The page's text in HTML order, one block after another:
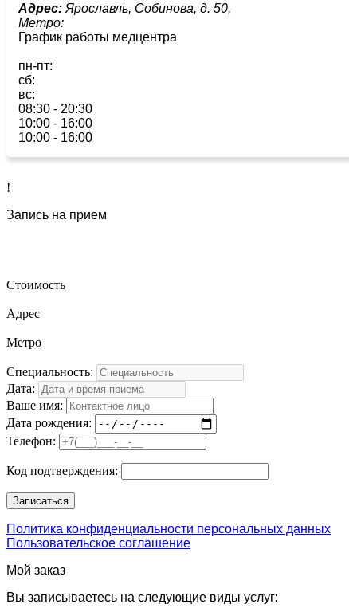
Адрес: Ярославль, Собинова, д. 50,
Метро:
График работы медцентра
пн-пт:
сб:
вс:
08:30 - 20:30
10:00 - 16:00
10:00 - 16:00
!
Запись на прием
Стоимость
Адрес
Метро
Специальность:
Дата:
Ваше имя:
Дата рождения:
Телефон:
Код подтверждения:
Политика конфиденциальности персональных данных
Пользовательское соглашение
Мой заказ
Вы записываетесь на следующие виды услуг: